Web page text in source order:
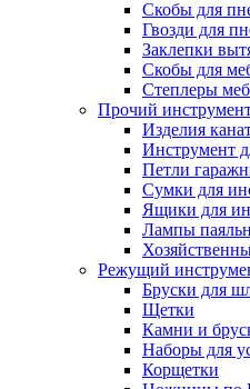
Скобы для
Гвозди для
Заклепки
Скобы для
Степлеры
Прочий
Изделия
Инструмент
Петли
Сумки для
Ящики для
Лампы
Режущий
Бруски для
Щетки
Камни и
Наборы для
Корщетки